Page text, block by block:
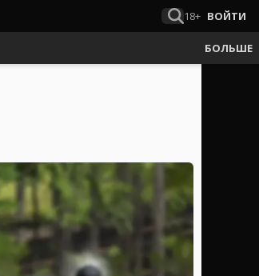
18+ ВОЙТИ
БОЛЬШЕ